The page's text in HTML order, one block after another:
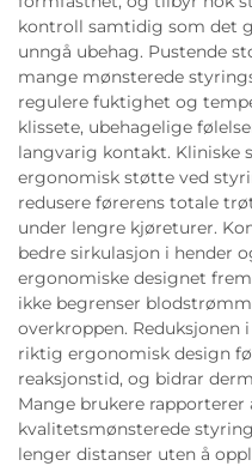
kontroll samtidig som det
unngå ubehag. Pustende
mange mønsterede
regulere fuktighet og
klissete, ubehagelige
langvarig kontakt. Kliniske
ergonomisk støtte ved
redusere førerens totale
under lengre kjøreturer.
bedre sirkulasjon i hender
ergonomiske designet
ikke begrenser
overkroppen.
riktig ergonomisk design
reaksjonstid, og bidrar
Mange brukere
kvalitetsmønsterede
lenger distanser uten å